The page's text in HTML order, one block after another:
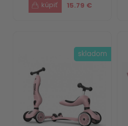
15.79 €
skladom